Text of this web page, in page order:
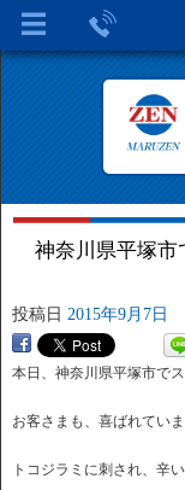
神奈川県平塚市
投稿日 2015年9月7日
本日、神奈川県平塚市で
お客さまも、喜ばれてい
トコジラミに刺され、辛